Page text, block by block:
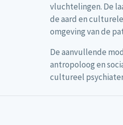
vluchtelingen. De
de aard en
omgeving van de
De aanvullende
antropoloog en
cultureel